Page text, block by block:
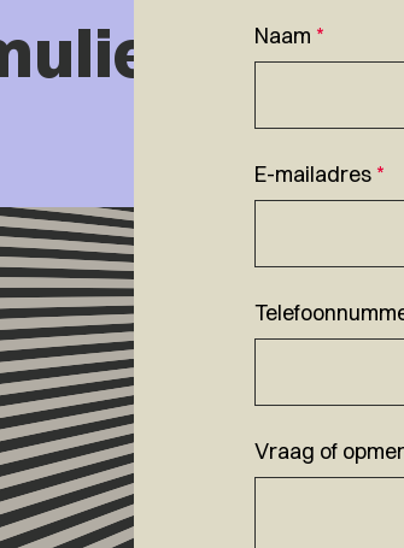
Naam *
E-mailadres *
Vraag of